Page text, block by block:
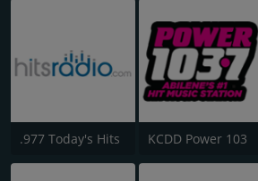
.977 Today's Hits KCDD Power 103